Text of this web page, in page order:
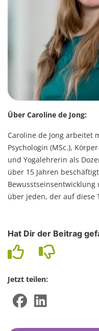
Über Caroline de Jong:
Caroline de Jong arbeitet
Psychologin (MSc.),
und Yogalehrerin als
über 15 Jahren
über jeden, der auf diese
Hat Dir der Beitrag
Jetzt teilen: